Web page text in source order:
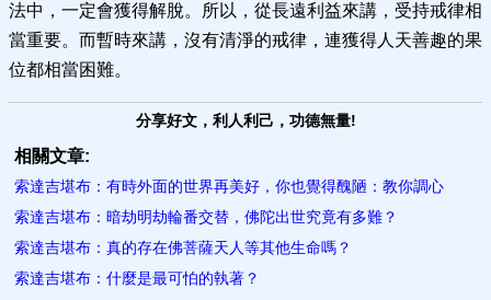
法中，一定會獲得解脫。所以，從長遠利益來講，受持戒律相
當重要。而暫時來講，沒有清淨的戒律，連獲得人天善趣的果
位都相當困難。
分享好文，利人利己，功德無量!
相關文章:
索達吉堪布：有時外面的世界再美好，你也覺得醜陋：教你調心
索達吉堪布：暗劫明劫輪番交替，佛陀出世究竟有多難？
索達吉堪布：真的存在佛菩薩天人等其他生命嗎？
索達吉堪布：什麼是最可怕的執著？